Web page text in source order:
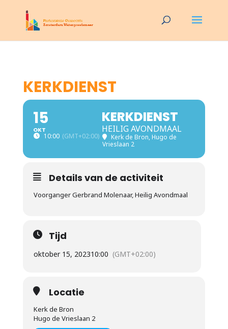
KERKDIENST
15
OKT
10:00 (GMT+02:00)
KERKDIENST
HEILIG AVONDMAAL
Kerk de Bron, Hugo de
Vrieslaan 2
Details van de activiteit
Voorganger Gerbrand Molenaar, Heilig Avondmaal
Tijd
oktober 15, 202310:00 (GMT+02:00)
Locatie
Kerk de Bron
Hugo de Vrieslaan 2